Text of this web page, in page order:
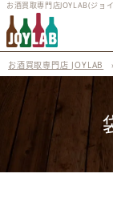
お酒買取専門店JOYLAB(ジョ
お酒買取専門店 JOYLAB ›